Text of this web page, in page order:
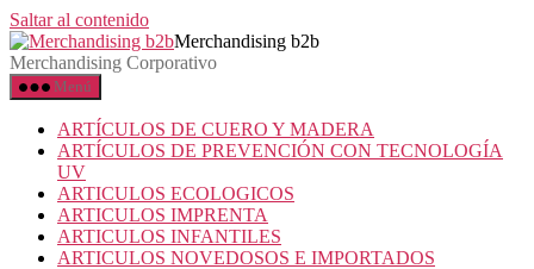
Saltar al contenido
Merchandising b2b
Merchandising Corporativo
Menú
ARTÍCULOS DE CUERO Y MADERA
ARTÍCULOS DE PREVENCIÓN CON TECNOLOGÍA
UV
ARTICULOS ECOLOGICOS
ARTICULOS IMPRENTA
ARTICULOS INFANTILES
ARTICULOS NOVEDOSOS E IMPORTADOS